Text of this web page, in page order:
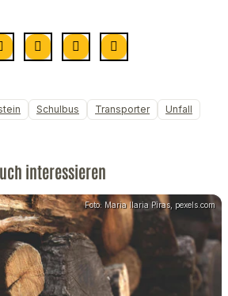
Schulbus Transporter Unfall
interessieren
Foto: Maria Ilaria Piras, pexels.com